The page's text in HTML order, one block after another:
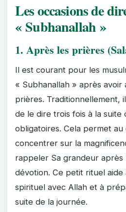
Les occasions de
« Subhanallah »
1. Après les prières
Il est courant pour les
« Subhanallah » après avoir
prières. Traditionnellement,
de le dire trois fois à la suite
obligatoires. Cela permet
concentrer sur la
rappeler Sa grandeur après
dévotion. Ce petit rituel
spirituel avec Allah et à
suite de la journée.